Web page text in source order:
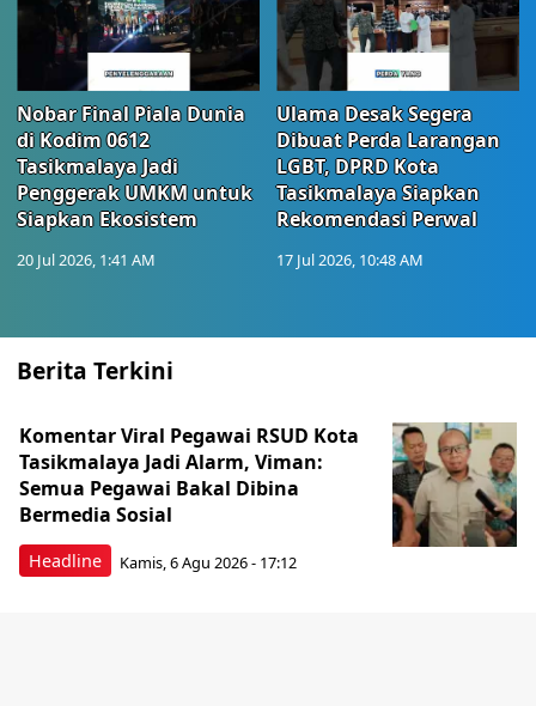
Nobar Final Piala Dunia
di Kodim 0612
Tasikmalaya Jadi
Penggerak UMKM untuk
Siapkan Ekosistem
20 Jul 2026, 1:41 AM
Ulama Desak Segera
Dibuat Perda Larangan
LGBT, DPRD Kota
Tasikmalaya Siapkan
Rekomendasi Perwal
17 Jul 2026, 10:48 AM
Berita Terkini
Headline
Komentar Viral Pegawai RSUD Kota
Tasikmalaya Jadi Alarm, Viman:
Semua Pegawai Bakal Dibina
Bermedia Sosial
Kamis, 6 Agu 2026 - 17:12